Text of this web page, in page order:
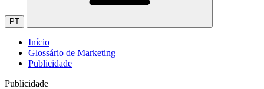
PT
Início
Glossário de Marketing
Publicidade
Publicidade